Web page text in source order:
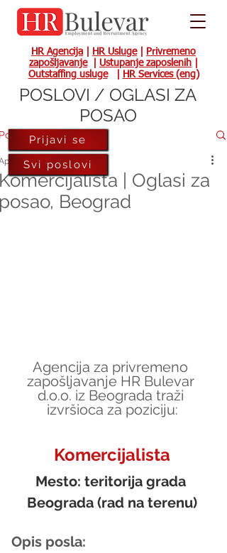
HR Agencija HR Usluge|
Privremeno
zapošljavanje| Ustupanje zaposlenih
Outstaffing usluge| HR Services (eng)
| Oglasi za
Beograd
1, 2022
Agencija za privremeno
zapošljavanje HR Bulevar
d.o.o. iz Beograda traži
izvršioca za poziciju:
Komercijalista
Mesto: teritorija grada
Beograda (rad na terenu)
Opis posla:
Prijavi se
Svi poslovi
POSLOVI / OGLASI ZA
POSAO